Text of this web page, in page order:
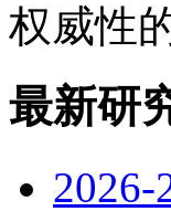
权威性
最新研